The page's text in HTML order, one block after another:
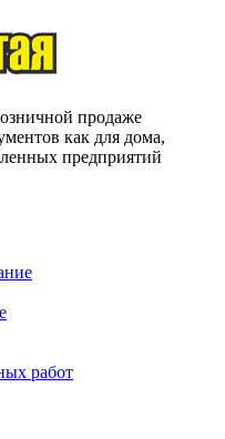
продаже
как для дома,
предприятий
работ